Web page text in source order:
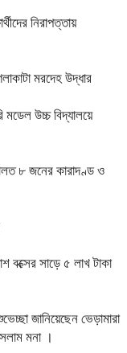
নিরাপত্তায়
মরদেহ উদ্ধার
উচ্চ বিদ্যালয়ে
৮ জনের কারাদণ্ড ও
বক্সের সাড়ে ৫ লাখ টাকা
জানিয়েছেন ভেড়ামারা
মনা ।